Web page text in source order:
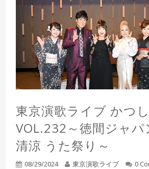
東京演歌ライブ かつ
VOL.232～徳間ジャパ
清涼 うた祭り～
08/29/2024 東京演歌ライブ 0